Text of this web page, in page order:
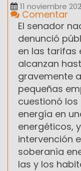
11 noviembre
Comentar
El senador
denunció
en las tarifas
alcanzan
gravemente
pequeñas
cuestionó
energía en
energéticos,
intervención
soberanía
las y los